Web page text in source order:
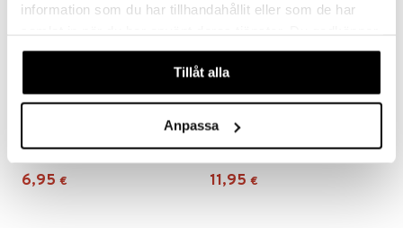
information som du har tillhandahållit eller som de har
våra cookies vid fortsatt användande av vår webbplats.
Tillåt alla
Anpassa
b.fresh Butter Than Ever - Lip Serum
B.FRESH
6,95 €
B.FRESH
11,95 €